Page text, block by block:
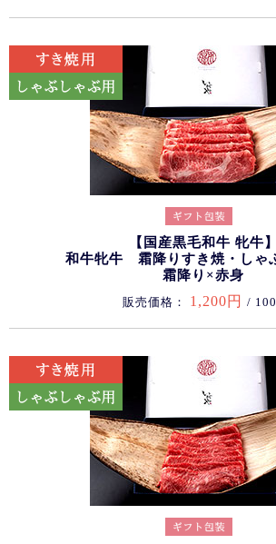
【国産黒毛和牛 牝牛】
和牛牝牛 霜降りすき焼・しゃ
霜降り×赤身
販売価格： 1,200円 /